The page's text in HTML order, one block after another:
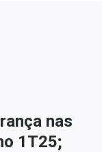
nas
1T25;